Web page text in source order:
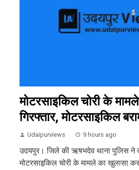
मोटरसाइकिल चोरी के
गिरफ्तार, मोटरसाइकिल
Udaipurviews 9 hours ago
उदयपुर। जिले की ऋषभदेव थाना पुलिस ने
मोटरसाइकिल चोरी के मामले का खुलासा